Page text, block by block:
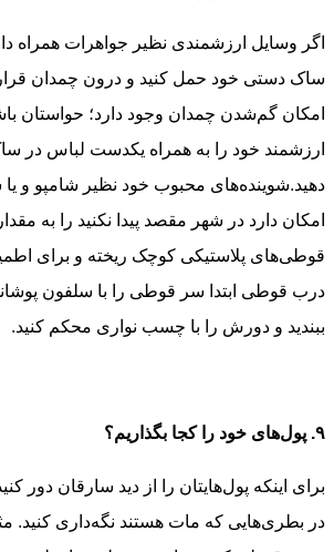
اگر وسایل ارزشمندی نظیر جواهرات همراه
ساک دستی خود حمل کنید و درون چمدان قرار
امکان گم‌شدن چمدان وجود دارد؛ حواستان
ارزشمند خود را به همراه یکدست لباس در
دهید.شوینده‌های محبوب خود نظیر شامپو و
امکان دارد در شهر مقصد پیدا نکنید را به
قوطی‌های پلاستیکی کوچک ریخته و برای
درب قوطی ابتدا سر قوطی را با سلفون
ببندید و دورش را با چسب نواری محکم کنید.
۹. پول‌های خود را کجا بگذاریم؟
برای اینکه پول‌هایتان را از دید سارقان دور
در بطری‌هایی که مات هستند نگه‌داری کنید.